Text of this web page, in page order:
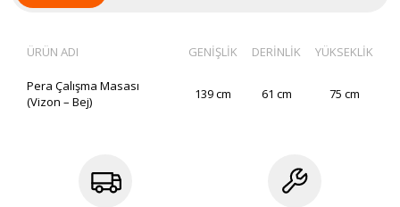
ÜRÜN ADI GENİŞLİK DERİNLİK YÜKSEKLİK
Pera Çalışma Masası
(Vizon – Bej)
139 cm 61 cm 75 cm